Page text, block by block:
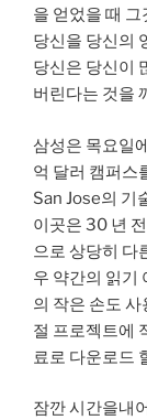
을 얻었을 때
당신을 당신의
당신은 당신이
버린다는 것을
삼성은 목요일
억 달러 캠퍼스
San Jose의 기
이곳은 30 년
으로 상당히 다
우 약간의 읽기
의 작은 손도
절 프로젝트에
료로 다운로드
잠깐 시간을내